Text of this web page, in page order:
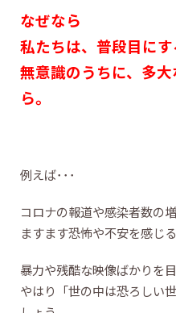
なぜなら
私たちは、普段目に
無意識のうちに、多
ら。
例えば･･･
コロナの報道や感染者数の
ますます恐怖や不安を感じ
暴力や残酷な映像ばかりを
やはり「世の中は恐ろしい